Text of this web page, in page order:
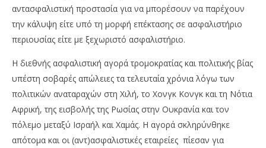
αντασφαλιστική προστασία για να μπορέσουν να παρέχουν
την κάλυψη είτε υπό τη μορφή επέκτασης σε ασφαλιστήριο
περιουσίας είτε με ξεχωριστό ασφαλιστήριο.
Η διεθνής ασφαλιστική αγορά τρομοκρατίας και πολιτικής βίας
υπέστη σοβαρές απώλειες τα τελευταία χρόνια λόγω των
πολιτικών αναταραχών στη Χιλή, το Χονγκ Κονγκ και τη Νότια
Αφρική, της εισβολής της Ρωσίας στην Ουκρανία και τον
πόλεμο μεταξύ Ισραήλ και Χαμάς. Η αγορά σκληρύνθηκε
απότομα και οι (αντ)ασφαλιστικές εταιρείες πίεσαν για